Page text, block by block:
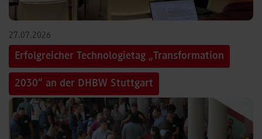
27.07.2026
Erfolgreicher Technologietag „Transformation
2030“ an der DHBW Stuttgart